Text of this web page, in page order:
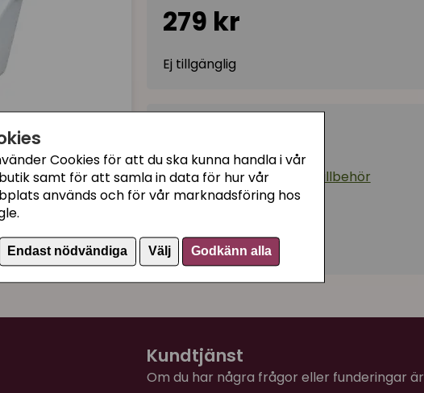
Cookies för att du ska kunna handla i vår
samt för att samla in data för hur vår
används och för vår marknadsföring hos
Endast nödvändiga Välj Godkänn alla
279 kr
Ej tillgänglig
Kattlådor utan tak
Kattsand, Kattlådor och tillbehör
Kattungetillbehör
Artikelnummer:
Kundtjänst
Om du har några frågor eller funderingar